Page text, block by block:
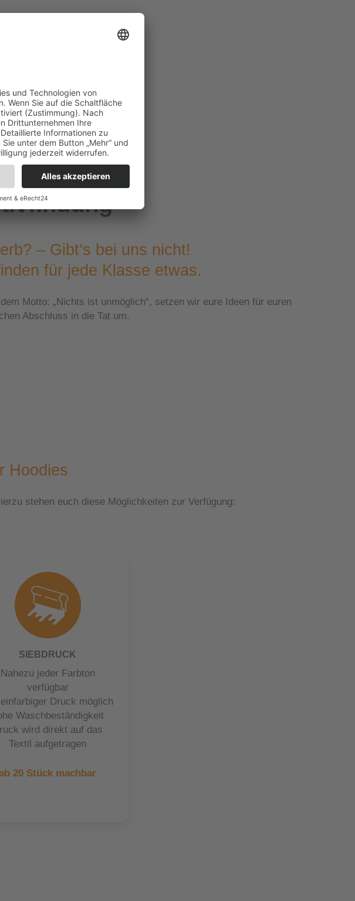
– Gibt‘s bei uns nicht!
für jede Klasse etwas.
Motto: „Nichts ist unmöglich“, setzen wir eure Ideen für euren
Abschluss in die Tat um.
Hoodies
stehen euch diese Möglichkeiten zur Verfügung:
SIEBDRUCK
Nahezu jeder Farbton
verfügbar
Druck möglich
Waschbeständigkeit
wird direkt auf das
Textil aufgetragen
20 Stück machbar